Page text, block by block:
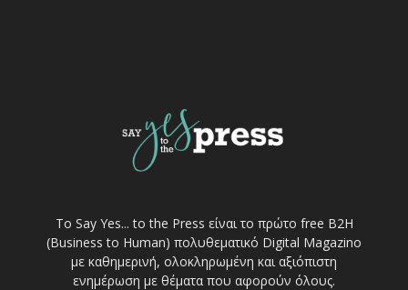
Το Say Yes... to the Press είναι το πρώτο free Β2Η
(Business to Human) πολυθεματικό Digital Magazino
με καθημερινή, ολοκληρωμένη και αξιόπιστη
ενημέρωση με θέματα που αφορούν όλους.